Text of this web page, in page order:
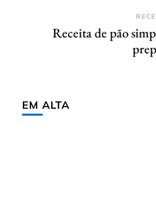
Receita de pão
EM ALTA